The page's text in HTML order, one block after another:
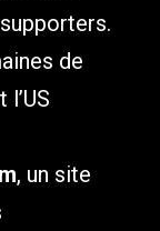
de
, un site